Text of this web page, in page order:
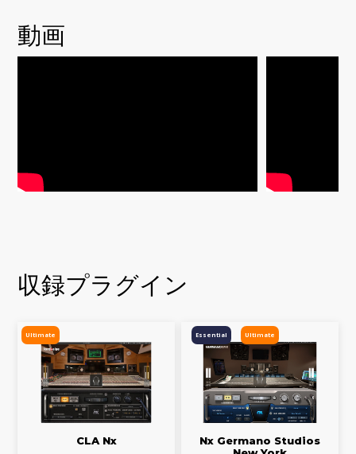
動画
収録プラグイン
Ultimate
CLA Nx
Ultimate
Essential
Nx Germano Studios